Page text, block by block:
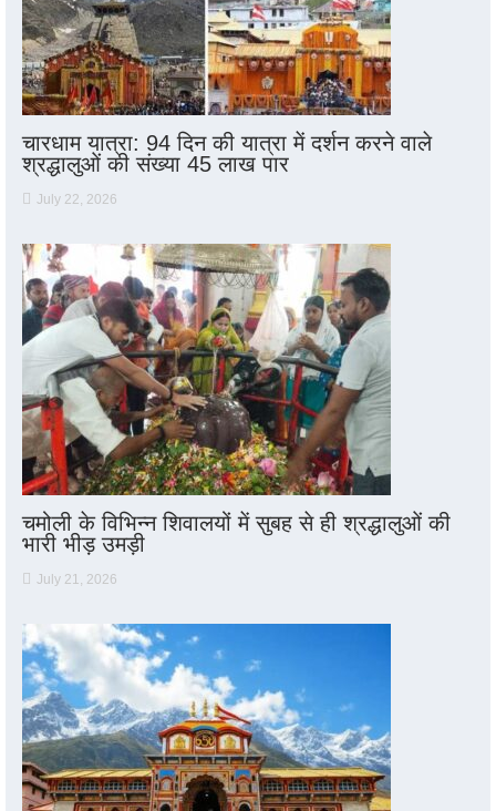
चारधाम यात्रा: 94 दिन की यात्रा में दर्शन करने वाले
श्रद्धालुओं की संख्या 45 लाख पार
July 22, 2026
चमोली के विभिन्न शिवालयों में सुबह से ही श्रद्धालुओं की
भारी भीड़ उमड़ी
July 21, 2026